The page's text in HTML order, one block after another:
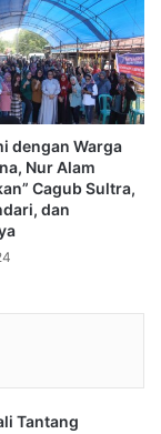
dengan Warga
Nur Alam
Cagub Sultra,
dan
Tantang